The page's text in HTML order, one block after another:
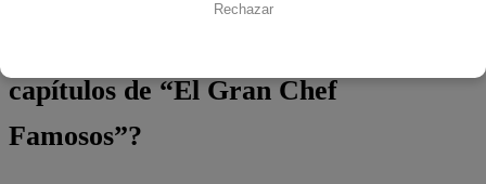
capítulos de “El Gran Chef
Famosos”?
Rechazar